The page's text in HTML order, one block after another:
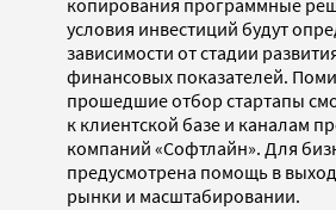
копирования программные
условия инвестиций будут
зависимости от стадии
финансовых показателей.
прошедшие отбор стартапы
к клиентской базе и каналам
компаний «Софтлайн». Для
предусмотрена помощь в
рынки и масштабировании.